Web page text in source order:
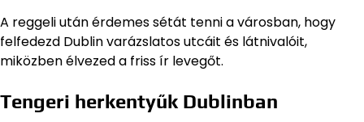
A reggeli után érdemes sétát tenni a városban, hogy
felfedezd Dublin varázslatos utcáit és látnivalóit,
miközben élvezed a friss ír levegőt.
Tengeri herkentyűk Dublinban